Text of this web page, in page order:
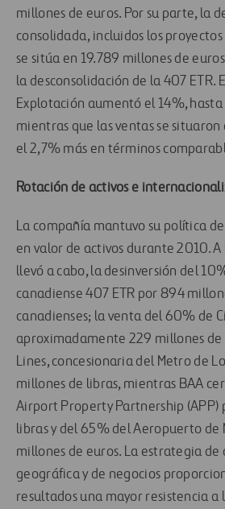
millones de euros. Por su parte, la
consolidada, incluidos los
se sitúa en 19.789 millones de
la desconsolidación de la 407 ETR.
Explotación aumentó el 14%, hasta
mientras que las ventas se situaron
el 2,7% más en términos
Rotación de activos e
La compañía mantuvo su política
en valor de activos durante 2010. A
llevó a cabo, la desinversión del
canadiense 407 ETR por 894
canadienses; la venta del 60% de
aproximadamente 229 millones de
Lines, concesionaria del Metro de
millones de libras, mientras BAA
Airport Property Partnership (APP)
libras y del 65% del Aeropuerto de
millones de euros. La estrategia de
geográfica y de negocios
resultados una mayor resistencia a